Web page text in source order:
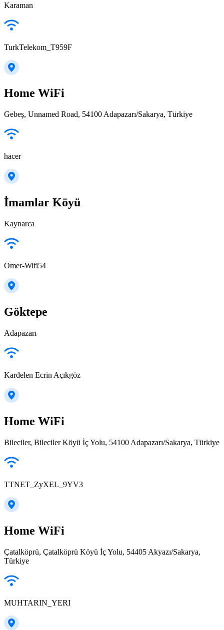
Karaman
TurkTelekom_T959F
Home WiFi
Gebeş, Unnamed Road, 54100 Adapazarı/Sakarya, Türkiye
hacer
İmamlar Köyü
Kaynarca
Omer-Wifi54
Göktepe
Adapazarı
Kardelen Ecrin Açıkgöz
Home WiFi
Bileciler, Bileciler Köyü İç Yolu, 54100 Adapazarı/Sakarya, Türkiye
TTNET_ZyXEL_9YV3
Home WiFi
Çatalköprü, Çatalköprü Köyü İç Yolu, 54405 Akyazı/Sakarya,
Türkiye
MUHTARIN_YERI